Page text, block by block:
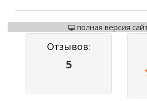
полная версия
Отзывов:
5